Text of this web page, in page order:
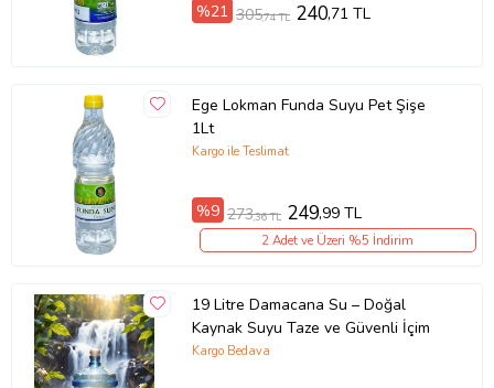
%21 305,74 TL 240,71 TL
Ege Lokman Funda Suyu Pet Şişe
1Lt
Kargo ile Teslimat
%9 273,36 TL 249,99 TL
2 Adet ve Üzeri %5 İndirim
19 Litre Damacana Su – Doğal
Kaynak Suyu Taze ve Güvenli İçim
Kargo Bedava